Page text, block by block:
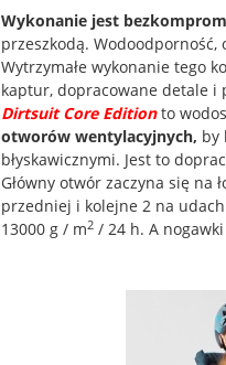
Wykonanie jest
przeszkodą. Wodoodporność,
Wytrzymałe wykonanie tego
kaptur, dopracowane detale i
Dirtsuit Core Editionto
otworów wentylacyjnych, by
błyskawicznymi. Jest to
Główny otwór zaczyna się
przedniej i kolejne 2 na
13000 g / m2 / 24 h. A